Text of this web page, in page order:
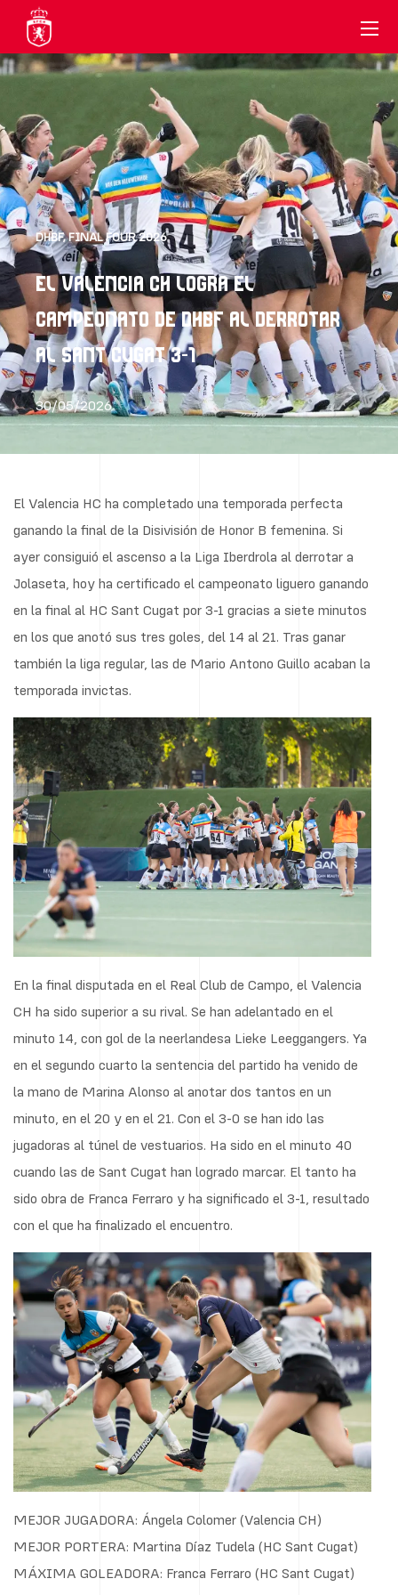
DHBF,FINAL FOUR 2026
EL VALENCIA CH LOGRA EL
CAMPEONATO DE DHBF AL DERROTAR
AL SANT CUGAT 3-1
30/05/2026
El Valencia HC ha completado una temporada perfecta
ganando la final de la Disivisión de Honor B femenina. Si
ayer consiguió el ascenso a la Liga Iberdrola al derrotar a
Jolaseta, hoy ha certificado el campeonato liguero ganando
en la final al HC Sant Cugat por 3-1 gracias a siete minutos
en los que anotó sus tres goles, del 14 al 21. Tras ganar
también la liga regular, las de Mario Antono Guillo acaban la
temporada invictas.
En la final disputada en el Real Club de Campo, el Valencia
CH ha sido superior a su rival. Se han adelantado en el
minuto 14, con gol de la neerlandesa Lieke Leeggangers. Ya
en el segundo cuarto la sentencia del partido ha venido de
la mano de Marina Alonso al anotar dos tantos en un
minuto, en el 20 y en el 21. Con el 3-0 se han ido las
jugadoras al túnel de vestuarios. Ha sido en el minuto 40
cuando las de Sant Cugat han logrado marcar. El tanto ha
sido obra de Franca Ferraro y ha significado el 3-1, resultado
con el que ha finalizado el encuentro.
MEJOR JUGADORA: Ángela Colomer (Valencia CH)
MEJOR PORTERA: Martina Díaz Tudela (HC Sant Cugat)
MÁXIMA GOLEADORA: Franca Ferraro (HC Sant Cugat)